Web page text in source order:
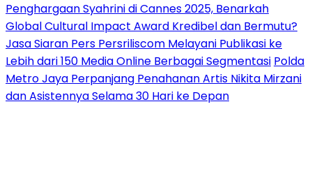
Penghargaan Syahrini di Cannes 2025, Benarkah
Global Cultural Impact Award Kredibel dan Bermutu?
Jasa Siaran Pers Persriliscom Melayani Publikasi ke
Lebih dari 150 Media Online Berbagai Segmentasi Polda
Metro Jaya Perpanjang Penahanan Artis Nikita Mirzani
dan Asistennya Selama 30 Hari ke Depan